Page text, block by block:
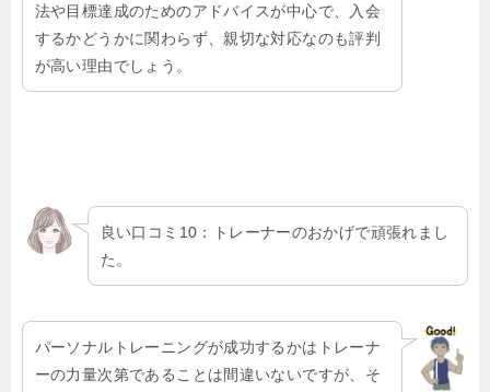
法や目標達成のためのアドバイスが中心で、入会
するかどうかに関わらず、親切な対応なのも評判
が高い理由でしょう。
良い口コミ10：トレーナーのおかげで頑張れまし
た。
パーソナルトレーニングが成功するかはトレーナ
ーの力量次第であることは間違いないですが、そ